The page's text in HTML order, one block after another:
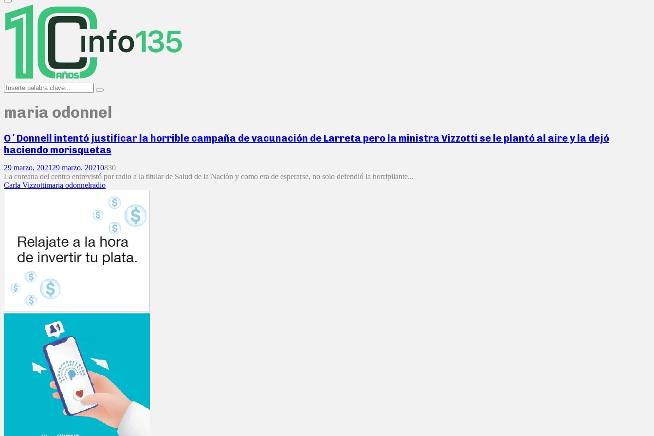
Primary
Menu
Search
for:
Search
maria odonnel
O´Donnell intentó justificar la horrible campaña de vacunación de Larreta pero la ministra Vizzotti se le plantó al aire y la dejó
haciendo morisquetas
29 marzo, 2021 29 marzo, 20210830
La coreana del centro entrevistó por radio a la titular de Salud de la Nación y como era de esperarse, no solo defendió la horripilante...
Carla Vizzottimaria odonnelradio